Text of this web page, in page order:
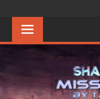
springen
Die
Heimat
Deutschen
Missions
FAQ